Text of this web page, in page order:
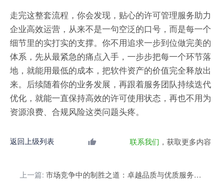
走完这整套流程，你会发现，贴心的许可管理服务助力
企业高效运营，从来不是一句空泛的口号，而是每一个
细节里的实打实的支撑。你不用追求一步到位做完美的
体系，先从最紧急的痛点入手，一步步把每一个环节落
地，就能用最低的成本，把软件资产的价值完全释放出
来。后续随着你的业务发展，再跟着服务团队持续迭代
优化，就能一直保持高效的许可使用状态，再也不用为
资源浪费、合规风险这类问题头疼。
返回上级列表 联系我们 ，获取更多内容
上一篇:
市场竞争中的制胜之道：卓越品质与优质服务并重